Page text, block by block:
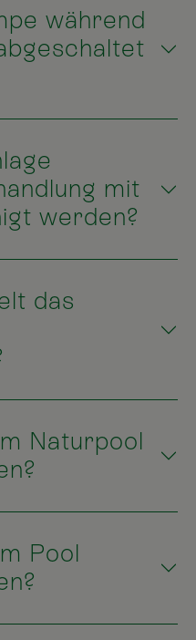
während
mit
werden?
das
Naturpool
Pool